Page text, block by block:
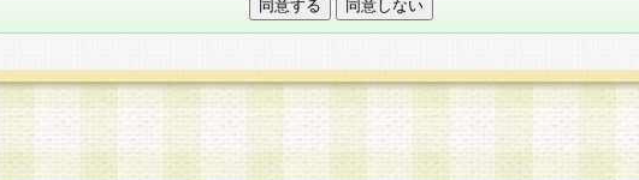
す企業を選定して委託を行い、適切な取り扱いが行われるよう監督します。
本人からの求めにより、当社が本件により取得した開示対象個人情報の利用目的の通
知・開示・内容の訂正・追加または削除・利用の停止・消去及び第三者への提供の禁止
（以下、総称して「開示等」といいます。）に応じます。
開示等に応じる窓口は以下になります。
ぱくすく食堂個人情報お客様相談窓口
paku-info@pakusuku.com